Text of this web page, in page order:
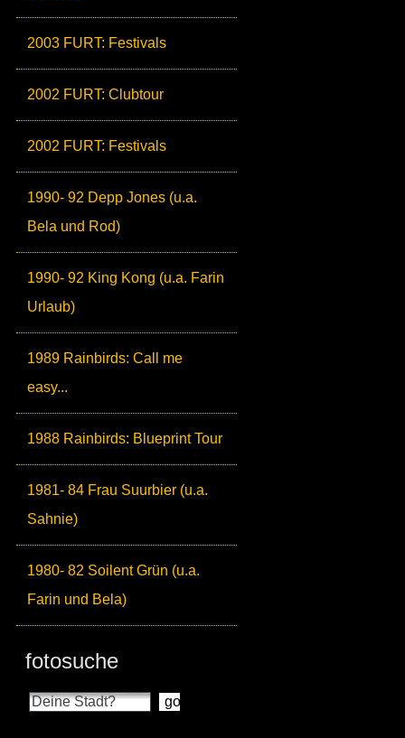
2003 FURT: Festivals
2002 FURT: Clubtour
2002 FURT: Festivals
1990- 92 Depp Jones (u.a.
Bela und Rod)
1990- 92 King Kong (u.a. Farin
Urlaub)
1989 Rainbirds: Call me
easy...
1988 Rainbirds: Blueprint Tour
1981- 84 Frau Suurbier (u.a.
Sahnie)
1980- 82 Soilent Grün (u.a.
Farin und Bela)
fotosuche